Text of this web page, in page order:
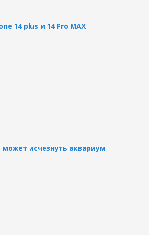
14 plus и 14 Pro MAX
может исчезнуть аквариум